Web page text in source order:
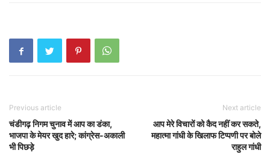
Previous article
चंडीगढ़ निगम चुनाव में आप का डंका,
भाजपा के मेयर खुद हारे; कांग्रेस-अकाली
भी पिछड़े
Next article
आप मेरे विचारों को कैद नहीं कर सकते,
महात्मा गांधी के खिलाफ टिप्पणी पर बोले
राहुल गांधी